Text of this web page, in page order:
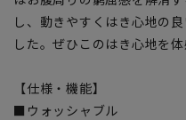
し、動きやすくはき心地の
した。ぜひこのはき心地を体
【仕様・機能】
■ウォッシャブル